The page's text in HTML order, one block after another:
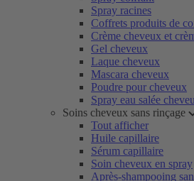
Spray racines
Coffrets produits de
Crème cheveux et
Gel cheveux
Laque cheveux
Mascara cheveux
Poudre pour cheveux
Spray eau salée
Soins cheveux sans rinçage
Tout afficher
Huile capillaire
Sérum capillaire
Soin cheveux en spray
Après-shampooing